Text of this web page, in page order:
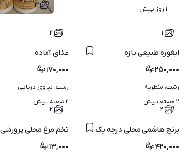
۳
۱ روز پیش
۱
ابغوره طبیعی تازه
۲۵۰,۰۰۰
رشت، منظریه
۲ هفته پیش
۲
غذای آماده
۱۷۰,۰۰۰
رشت، نیروی دریایی
۲ هفته پیش
۲
برنج هاشمی محلی درجه یک
۴۲۰,۰۰۰
۲
تخم مرغ محلی پرورشی
۱۳,۰۰۰